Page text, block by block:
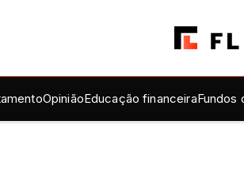
OpiniãoEducação financeiraFundos